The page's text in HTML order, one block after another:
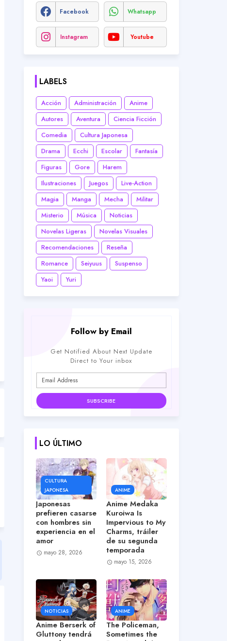
Facebook Whatsapp
Instagram Youtube
LABELS
Acción Administración
Anime
Autores
Aventura
Ciencia Ficción
Comedia
Cultura Japonesa
Drama
Ecchi Escolar
Fantasía
Figuras
Gore
Harem
Ilustraciones
Juegos
Live-Action
Magia
Manga Mecha
Militar
Misterio
Música
Noticias
Novelas Ligeras
Novelas Visuales
Recomendaciones
Reseña
Romance
Seiyuus
Suspenso
Yaoi
Yuri
Follow by Email
Get Notified About Next Update
Direct to Your inbox
LO ÚLTIMO
CULTURA
JAPONESA
Japonesas
prefieren casarse
con hombres sin
experiencia en el
amor
mayo 28, 2026
ANIME
Anime Medaka
Kuroiwa Is
Impervious to My
Charms, tráiler
de su segunda
temporada
mayo 15, 2026
NOTICIAS
Anime Berserk of
Gluttony tendrá
ANIME
The Policeman,
Sometimes the